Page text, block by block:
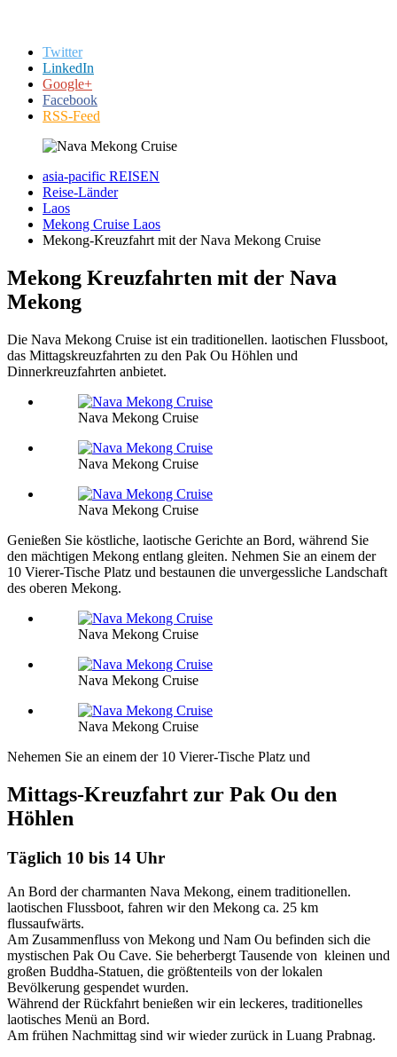
Twitter
LinkedIn
Google+
Facebook
RSS-Feed
asia-pacific REISEN
Reise-Länder
Laos
Mekong Cruise Laos
Mekong-Kreuzfahrt mit der Nava Mekong Cruise
Mekong Kreuzfahrten mit der Nava
Mekong
Die Nava Mekong Cruise ist ein traditionellen. laotischen Flussboot,
das Mittagskreuzfahrten zu den Pak Ou Höhlen und
Dinnerkreuzfahrten anbietet.
Nava Mekong Cruise
Nava Mekong Cruise
Nava Mekong Cruise
Genießen Sie köstliche, laotische Gerichte an Bord, während Sie
den mächtigen Mekong entlang gleiten. Nehmen Sie an einem der
10 Vierer-Tische Platz und bestaunen die unvergessliche Landschaft
des oberen Mekong.
Nava Mekong Cruise
Nava Mekong Cruise
Nava Mekong Cruise
Nehemen Sie an einem der 10 Vierer-Tische Platz und
Mittags-Kreuzfahrt zur Pak Ou den
Höhlen
Täglich 10 bis 14 Uhr
An Bord der charmanten Nava Mekong, einem traditionellen.
laotischen Flussboot, fahren wir den Mekong ca. 25 km
flussaufwärts.
Am Zusammenfluss von Mekong und Nam Ou befinden sich die
mystischen Pak Ou Cave. Sie beherbergt Tausende von kleinen und
großen Buddha-Statuen, die größtenteils von der lokalen
Bevölkerung gespendet wurden.
Während der Rückfahrt benießen wir ein leckeres, traditionelles
laotisches Menü an Bord.
Am frühen Nachmittag sind wir wieder zurück in Luang Prabnag.